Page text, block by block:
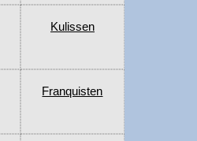
Kulissen
Franquisten